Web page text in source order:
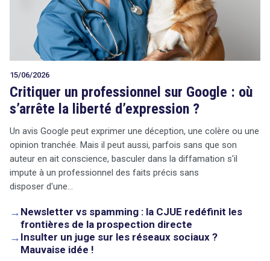
15/06/2026
Critiquer un professionnel sur Google : où
s’arrête la liberté d’expression ?
Un avis Google peut exprimer une déception, une colère ou une
opinion tranchée. Mais il peut aussi, parfois sans que son
auteur en ait conscience, basculer dans la diffamation s'il
impute à un professionnel des faits précis sans
disposer d'une…
→ Newsletter vs spamming : la CJUE redéfinit les
frontières de la prospection directe
→ Insulter un juge sur les réseaux sociaux ?
Mauvaise idée !